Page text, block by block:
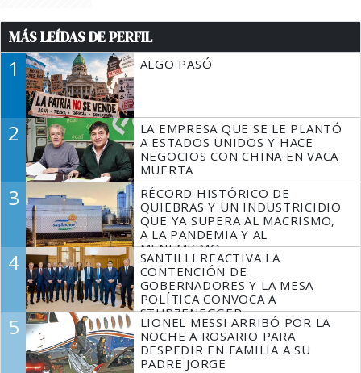
MÁS LEÍDAS DE PERFIL
1 ALGO PASÓ
2
LA EMPRESA QUE SE LE PLANTÓ
A ESTADOS UNIDOS Y HACE
NEGOCIOS CON CHINA EN VACA
MUERTA
3
RÉCORD HISTÓRICO DE
QUIEBRAS Y UN INDUSTRICIDIO
QUE YA SUPERA AL MACRISMO,
A LA PANDEMIA Y AL
MENEMISMO
4
SANTILLI REACTIVA LA
CONTENCIÓN DE
GOBERNADORES Y LA MESA
POLÍTICA CONVOCA A
STURZENEGGER
5
LIONEL MESSI ARRIBÓ POR LA
NOCHE A ROSARIO PARA
DESPEDIR EN FAMILIA A SU
PADRE JORGE